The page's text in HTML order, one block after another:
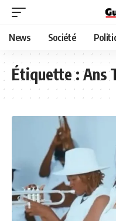
News Société
Étiquette :Ans